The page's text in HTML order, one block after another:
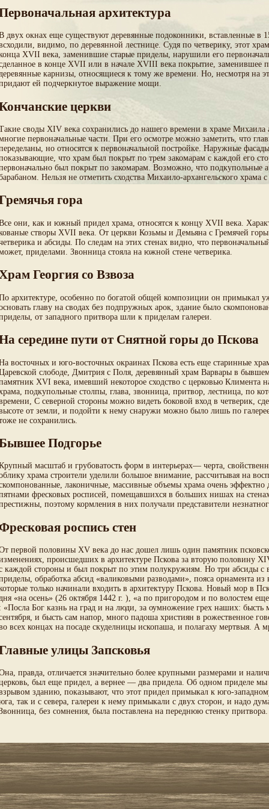
архитектура
двух окнах еще существуют деревянные подоконники, вставленные в
видимо, по деревянной лестнице. Судя по четверику, этот
XVII века, заменившие старые приделы, нарушили его
в конце XVII или в начале XVIII века покрытие,
карнизы, относящиеся к тому же времени. Но, несмотря на
ей подчеркнутое выражение мощи.
церкви
своды XIV века сохранились до нашего времени в храме
первоначальные части. При его осмотре можно заметить, что
но относятся к первоначальной постройке. Наружные
что храм был покрыт по трем закомарам с каждой его
был покрыт по закомарам. Возможно, что
Нельзя не отметить сходства Михаило-архангельского
гора
они, как и южный придел храма, относятся к концу XVII века.
створы XVII века. От церкви Козьмы и Демьяна с Гремячей
и абсиды. По следам на этих стенах видно, что
приделами. Звонница стояла на южной стене четверика.
Георгия со Взвоза
архитектуре, особенно по богатой общей композиции он примыкал
главу на сводах без подпружных арок, здание было
от западного притвора шли к приделам галереи.
середине пути от Снятной горы до Пскова
восточных и юго-восточных окраинах Пскова есть еще старинные
слободе, Дмитрия с Поля, деревянный храм Варвары в
XVI века, имевший некоторое сходство с церковью Климента
подкупольные столпы, глава, звонница, притвор, лестница, по
С северной стороны можно видеть боковой вход в четверик,
от земли, и подойти к нему снаружи можно было лишь по
не сохранились.
Подгорье
масштаб и грубоватость форм в интерьерах— черта,
храма строители уделили большое внимание, рассчитывая на
лаконичные, массивные объемы храма очень
фресковых росписей, помещавшихся в больших нишах на
поэтому кормления в них получали представители
роспись стен
первой половины XV века до нас дошел лишь один памятник
происшедших в архитектуре Пскова за вторую половину
каждой стороны и был покрыт по этим полукружиям. Но три абсиды с
обработка абсид «валиковыми разводами», пояса орнамента
только начинали входить в архитектуру Пскова. Новый мор в
«на осень» (26 октября 1442 г. ), «а по пригородом и по волостем
«Посла Бог казнь на град и на люди, за оумножение грех наших: бысть
и бысть сам напор, много падоша християн в рожественное
всех концах на посаде скуделницы ископаша, и полагаху мертвыя. А
улицы Запсковья
правда, отличается значительно более крупными размерами и
был еще придел, а вернее — два придела. Об одном приделе
зданию, показывают, что этот придел примыкал к юго-
так и с севера, галереи к нему примыкали с двух сторон, и надо
без сомнения, была поставлена на переднюю стенку притвора.